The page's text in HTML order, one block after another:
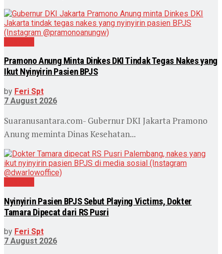
Pramono Anung Minta Dinkes DKI Tindak Tegas Nakes yang
Ikut Nyinyirin Pasien BPJS
by Feri Spt
7 August 2026
Suaranusantara.com- Gubernur DKI Jakarta Pramono
Anung meminta Dinas Kesehatan...
Nyinyirin Pasien BPJS Sebut Playing Victims, Dokter
Tamara Dipecat dari RS Pusri
by Feri Spt
7 August 2026